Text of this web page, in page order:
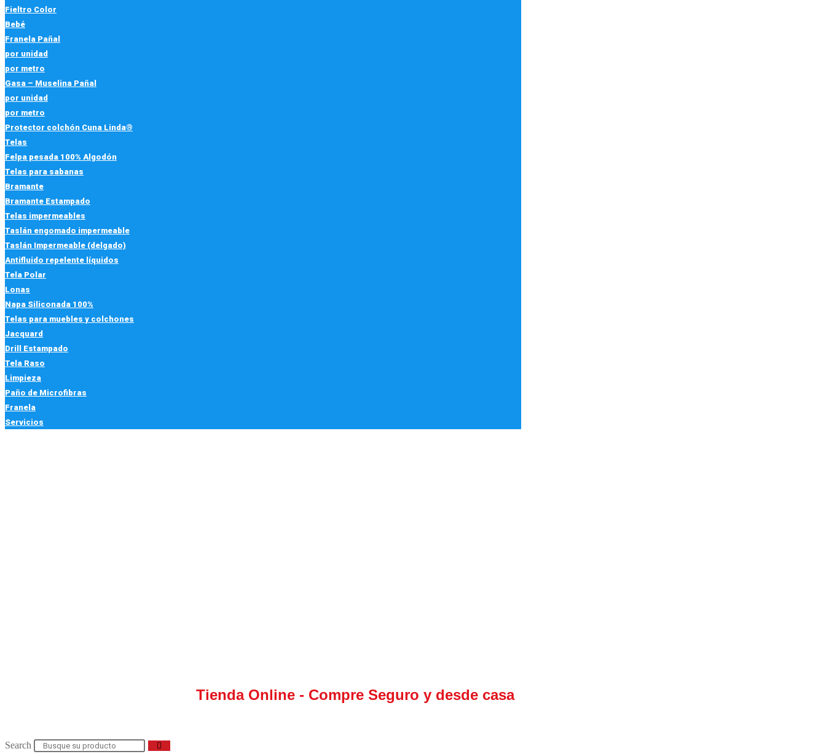
Fieltro Color
Bebé
Franela Pañal
por unidad
por metro
Gasa – Muselina Pañal
por unidad
por metro
Protector colchón Cuna Linda®
Telas
Felpa pesada 100% Algodón
Telas para sabanas
Bramante
Bramante Estampado
Telas impermeables
Taslán engomado impermeable
Taslán Impermeable (delgado)
Antifluido repelente líquidos
Tela Polar
Lonas
Napa Siliconada 100%
Telas para muebles y colchones
Jacquard
Drill Estampado
Tela Raso
Limpieza
Paño de Microfibras
Franela
Servicios
Tienda Online - Compre Seguro y desde casa
Search